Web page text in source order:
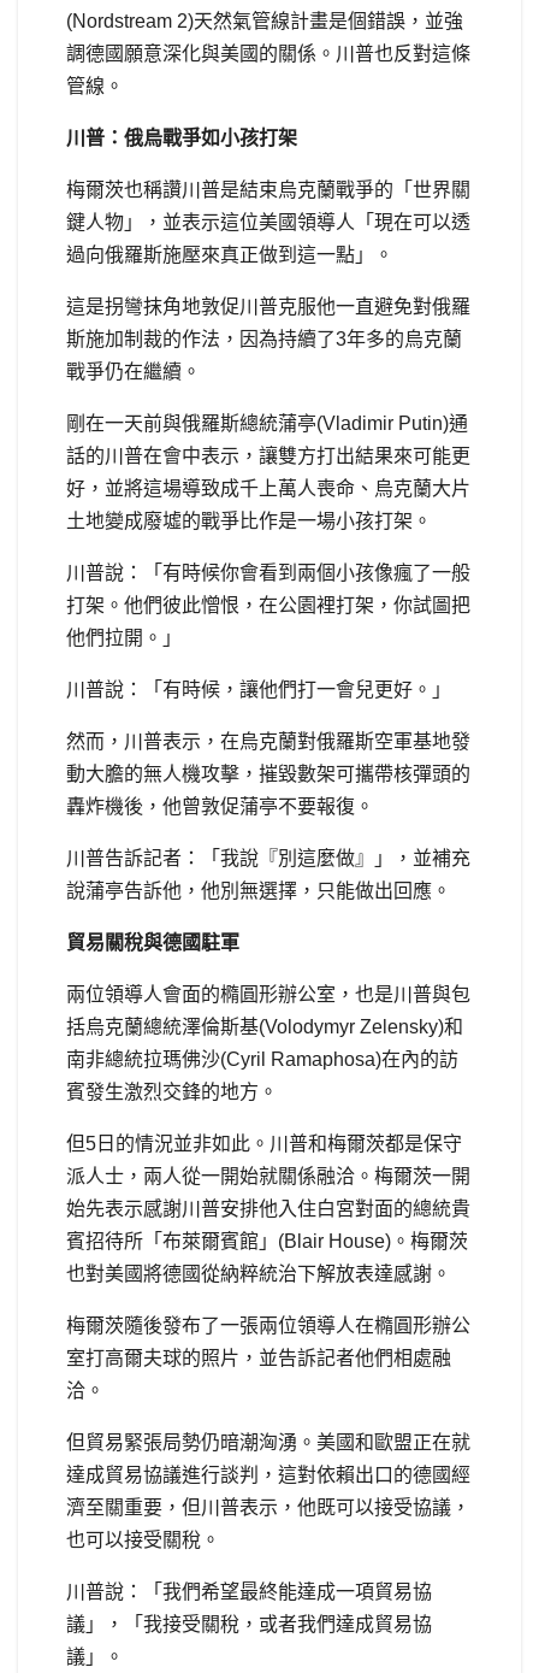
(Nordstream 2)天然氣管線計畫是個錯誤，並強
調德國願意深化與美國的關係。川普也反對這條
管線。
川普：俄烏戰爭如小孩打架
梅爾茨也稱讚川普是結束烏克蘭戰爭的「世界關
鍵人物」，並表示這位美國領導人「現在可以透
過向俄羅斯施壓來真正做到這一點」。
這是拐彎抹角地敦促川普克服他一直避免對俄羅
斯施加制裁的作法，因為持續了3年多的烏克蘭
戰爭仍在繼續。
剛在一天前與俄羅斯總統蒲亭(Vladimir Putin)通
話的川普在會中表示，讓雙方打出結果來可能更
好，並將這場導致成千上萬人喪命、烏克蘭大片
土地變成廢墟的戰爭比作是一場小孩打架。
川普說：「有時候你會看到兩個小孩像瘋了一般
打架。他們彼此憎恨，在公園裡打架，你試圖把
他們拉開。」
川普說：「有時候，讓他們打一會兒更好。」
然而，川普表示，在烏克蘭對俄羅斯空軍基地發
動大膽的無人機攻擊，摧毀數架可攜帶核彈頭的
轟炸機後，他曾敦促蒲亭不要報復。
川普告訴記者：「我說『別這麼做』」，並補充
說蒲亭告訴他，他別無選擇，只能做出回應。
貿易關稅與德國駐軍
兩位領導人會面的橢圓形辦公室，也是川普與包
括烏克蘭總統澤倫斯基(Volodymyr Zelensky)和
南非總統拉瑪佛沙(Cyril Ramaphosa)在內的訪
賓發生激烈交鋒的地方。
但5日的情況並非如此。川普和梅爾茨都是保守
派人士，兩人從一開始就關係融洽。梅爾茨一開
始先表示感謝川普安排他入住白宮對面的總統貴
賓招待所「布萊爾賓館」(Blair House)。梅爾茨
也對美國將德國從納粹統治下解放表達感謝。
梅爾茨隨後發布了一張兩位領導人在橢圓形辦公
室打高爾夫球的照片，並告訴記者他們相處融
洽。
但貿易緊張局勢仍暗潮洶湧。美國和歐盟正在就
達成貿易協議進行談判，這對依賴出口的德國經
濟至關重要，但川普表示，他既可以接受協議，
也可以接受關稅。
川普說：「我們希望最終能達成一項貿易協
議」，「我接受關稅，或者我們達成貿易協
議」。